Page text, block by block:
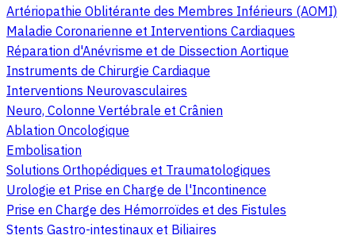
Artériopathie Oblitérante des Membres Inférieurs (AOMI)
Maladie Coronarienne et Interventions Cardiaques
Réparation d'Anévrisme et de Dissection Aortique
Instruments de Chirurgie Cardiaque
Interventions Neurovasculaires
Neuro, Colonne Vertébrale et Crânien
Ablation Oncologique
Embolisation
Solutions Orthopédiques et Traumatologiques
Urologie et Prise en Charge de l'Incontinence
Prise en Charge des Hémorroïdes et des Fistules
Stents Gastro-intestinaux et Biliaires